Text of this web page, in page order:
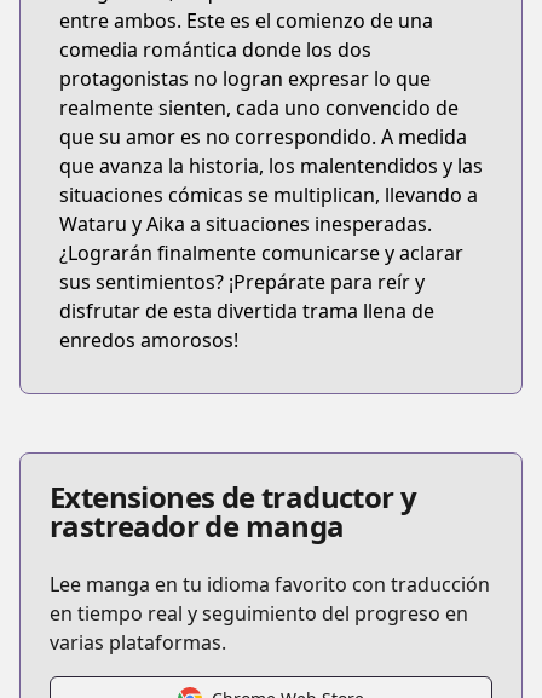
entre ambos. Este es el comienzo de una
comedia romántica donde los dos
protagonistas no logran expresar lo que
realmente sienten, cada uno convencido de
que su amor es no correspondido. A medida
que avanza la historia, los malentendidos y las
situaciones cómicas se multiplican, llevando a
Wataru y Aika a situaciones inesperadas.
¿Lograrán finalmente comunicarse y aclarar
sus sentimientos? ¡Prepárate para reír y
disfrutar de esta divertida trama llena de
enredos amorosos!
Extensiones de traductor y
rastreador de manga
Lee manga en tu idioma favorito con traducción
en tiempo real y seguimiento del progreso en
varias plataformas.